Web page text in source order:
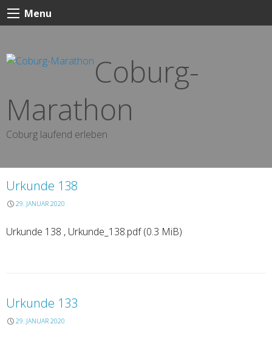
Skip
to
Menu
Coburg-
Marathon
Coburg laufend erleben
Urkunde 138
29. JANUAR 2020
Urkunde 138 , Urkunde_138.pdf (0.3 MiB)
Urkunde 133
29. JANUAR 2020